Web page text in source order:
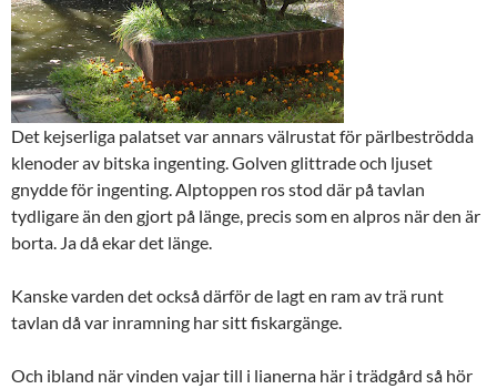
Det kejserliga palatset var annars välrustat för pärlbeströdda
klenoder av bitska ingenting. Golven glittrade och ljuset
gnydde för ingenting. Alptoppen ros stod där på tavlan
tydligare än den gjort på länge, precis som en alpros när den är
borta. Ja då ekar det länge.
Kanske varden det också därför de lagt en ram av trä runt
tavlan då var inramning har sitt fiskargänge.
Och ibland när vinden vajar till i lianerna här i trädgård så hör